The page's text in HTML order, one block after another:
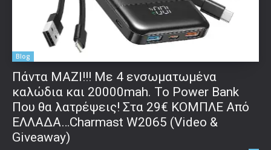
Blog
Πάντα ΜΑΖΙ!!! Με 4 ενσωματωμένα
καλώδια και 20000mah. Το Power Bank
Που θα λατρέψεις! Στα 29€ ΚΟΜΠΛΕ Από
ΕΛΛΑΔΑ…Charmast W2065 (Video &
Giveaway)